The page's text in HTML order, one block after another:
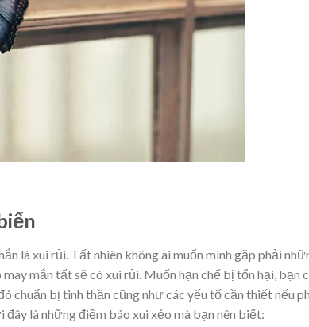
là xui rủi. Tất nhiên không ai muốn mình gặp phải
mắn tất sẽ có xui rủi. Muốn hạn chế bị tổn hại, bạn
chuẩn bị tinh thần cũng như các yếu tố cần thiết nếu
là những điềm báo xui xẻo mà bạn nên biết: